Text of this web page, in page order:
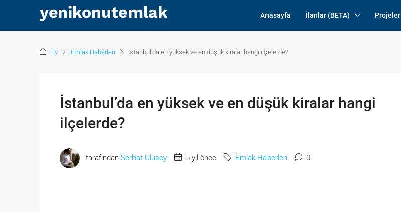
Anasayfa İlanlar (BETA) Projeler
Ev Emlak Haberleri İstanbul’da en yüksek ve en düşük kiralar hangi ilçelerde?
İstanbul’da en yüksek ve en düşük kiralar hangi
ilçelerde?
tarafından Serhat Ulusoy 5 yıl önce Emlak Haberleri 0